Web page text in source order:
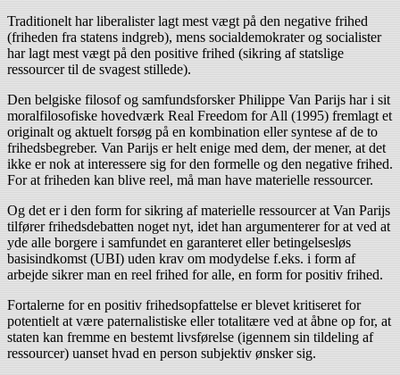
Traditionelt har liberalister lagt mest vægt på den negative frihed
(friheden fra statens indgreb), mens socialdemokrater og socialister
har lagt mest vægt på den positive frihed (sikring af statslige
ressourcer til de svagest stillede).
Den belgiske filosof og samfundsforsker Philippe Van Parijs har i sit
moralfilosofiske hovedværk Real Freedom for All (1995) fremlagt et
originalt og aktuelt forsøg på en kombination eller syntese af de to
frihedsbegreber. Van Parijs er helt enige med dem, der mener, at det
ikke er nok at interessere sig for den formelle og den negative frihed.
For at friheden kan blive reel, må man have materielle ressourcer.
Og det er i den form for sikring af materielle ressourcer at Van Parijs
tilfører frihedsdebatten noget nyt, idet han argumenterer for at ved at
yde alle borgere i samfundet en garanteret eller betingelsesløs
basisindkomst (UBI) uden krav om modydelse f.eks. i form af
arbejde sikrer man en reel frihed for alle, en form for positiv frihed.
Fortalerne for en positiv frihedsopfattelse er blevet kritiseret for
potentielt at være paternalistiske eller totalitære ved at åbne op for, at
staten kan fremme en bestemt livsførelse (igennem sin tildeling af
ressourcer) uanset hvad en person subjektiv ønsker sig.